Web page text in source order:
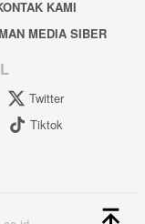
KAMI
MEDIA SIBER
Twitter
Tiktok